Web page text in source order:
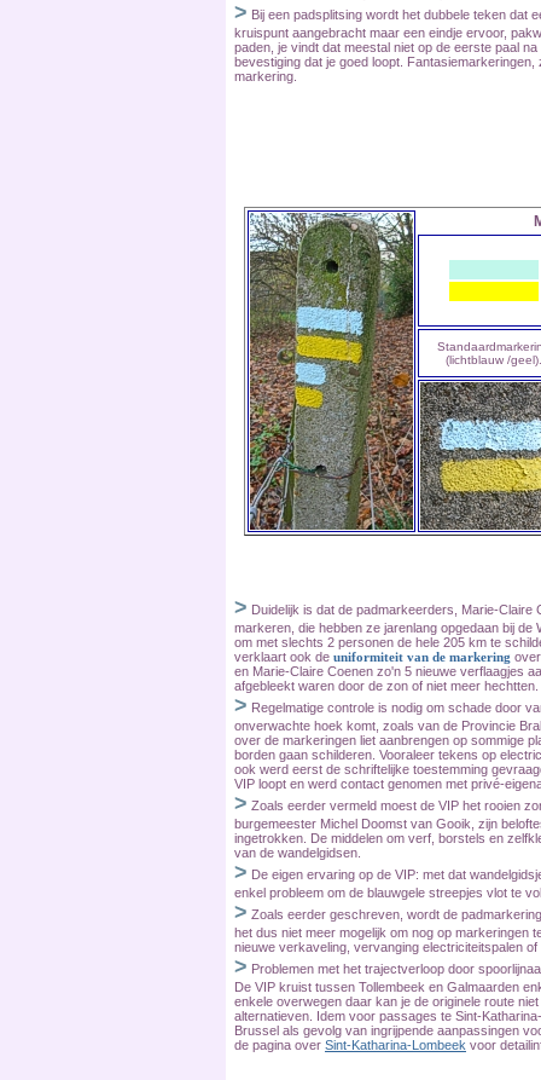
(lichtblauw /geel).
> Bij een padsplitsing wordt het dubbele teken dat
kruispunt aangebracht maar een eindje ervoor,
paden, je vindt dat meestal niet op de eerste paal
bevestiging dat je goed loopt.
markering.
> Duidelijk is dat de padmarkeerders, Marie-
markeren, die hebben ze jarenlang opgedaan bij
om met slechts 2 personen de hele 205 km te
verklaart ook de uniformiteit van de markering
en Marie-Claire Coenen zo'n 5 nieuwe verflaagjes
afgebleekt waren door de zon of niet meer hechtten.
> Regelmatige controle is nodig om schade door
onverwachte hoek komt, zoals van de Provincie
over de markeringen liet aanbrengen op sommige
borden gaan schilderen. Vooraleer tekens op
ook werd eerst de schriftelijke toestemming
VIP loopt en werd contact genomen met privé-
> Zoals eerder vermeld moest de VIP het rooien
burgemeester Michel Doomst van Gooik, zijn
ingetrokken. De middelen om verf, borstels en
van de wandelgidsen.
> De eigen ervaring op de VIP: met dat
enkel probleem om de blauwgele streepjes vlot te
> Zoals eerder geschreven, wordt de
het dus niet meer mogelijk om nog op markeringen
nieuwe verkaveling, vervanging electriciteitspalen
> Problemen met het trajectverloop door
De VIP kruist tussen Tollembeek en Galmaarden
enkele overwegen daar kan je de originele route
alternatieven. Idem voor passages te Sint-
Brussel als gevolg van ingrijpende aanpassingen
de pagina over Sint-Katharina-Lombeek voor